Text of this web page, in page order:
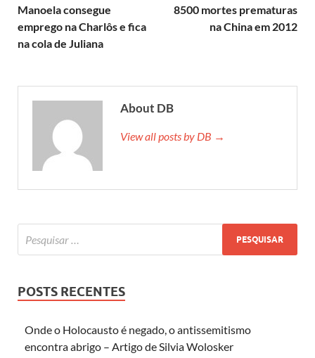
Manoela consegue
emprego na Charlôs e fica
na cola de Juliana
8500 mortes prematuras
na China em 2012
About DB
View all posts by DB →
POSTS RECENTES
Onde o Holocausto é negado, o antissemitismo
encontra abrigo – Artigo de Silvia Wolosker